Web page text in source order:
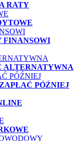
RATY
FINANSOWI
ALTERNATYWNA
PÓŹNIEJ